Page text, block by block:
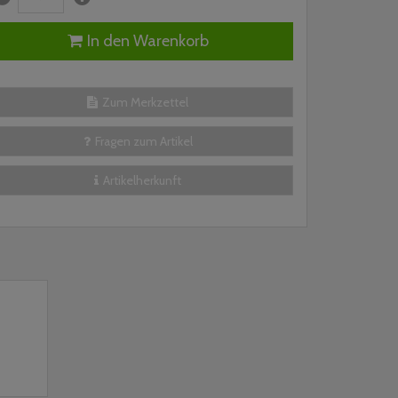
In den Warenkorb
Zum Merkzettel
Fragen zum Artikel
Artikelherkunft